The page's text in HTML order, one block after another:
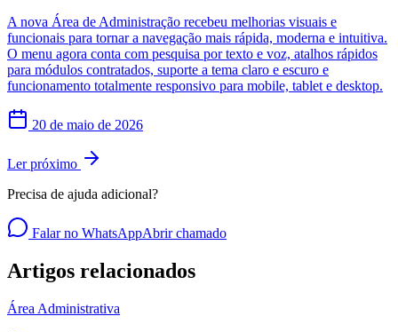
A nova Área de Administração recebeu melhorias visuais e
funcionais para tornar a navegação mais rápida, moderna e intuitiva.
O menu agora conta com pesquisa por texto e voz, atalhos rápidos
para módulos contratados, suporte a tema claro e escuro e
funcionamento totalmente responsivo para mobile, tablet e desktop.
20 de maio de 2026
Ler próximo
Precisa de ajuda adicional?
Falar no WhatsAppAbrir chamado
Artigos relacionados
Área Administrativa